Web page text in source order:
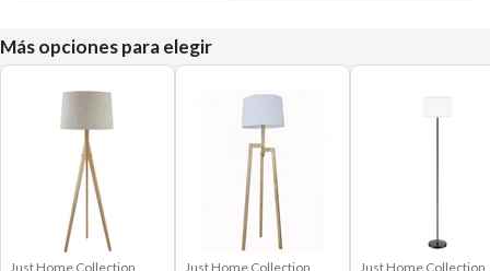
Más opciones para elegir
Just Home Collection Just Home Collection Just Home Collection